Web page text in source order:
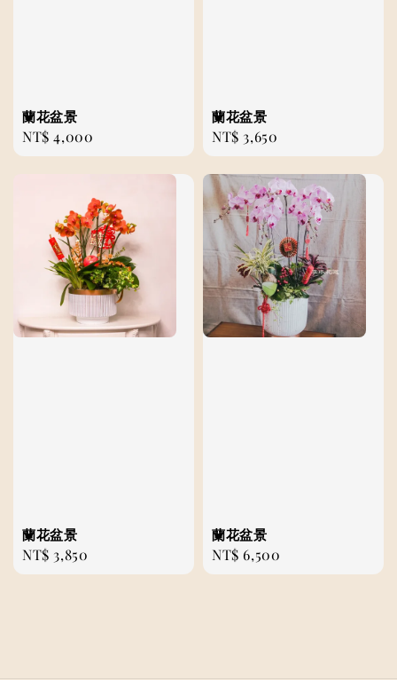
蘭花盆景
Regular
price
NT$ 4,000
蘭花盆景
Regular
price
NT$ 3,650
蘭花盆景
Regular
price
NT$ 3,850
蘭花盆景
Regular
price
NT$ 6,500